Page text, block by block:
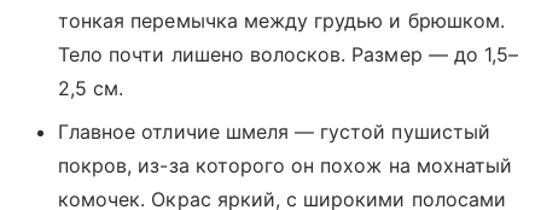
тонкая перемычка между грудью и брюшком.
Тело почти лишено волосков. Размер — до 1,5–
2,5 см.
Главное отличие шмеля — густой пушистый
покров, из-за которого он похож на мохнатый
комочек. Окрас яркий, с широкими полосами